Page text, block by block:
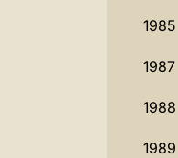
1985
1987
1988
1989